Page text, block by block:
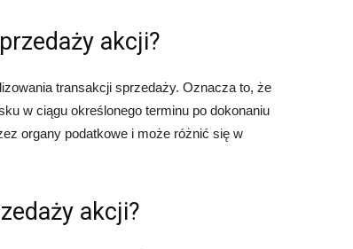
akcji?
transakcji sprzedaży. Oznacza to, że
w ciągu określonego terminu po dokonaniu
organy podatkowe i może różnić się w
akcji?